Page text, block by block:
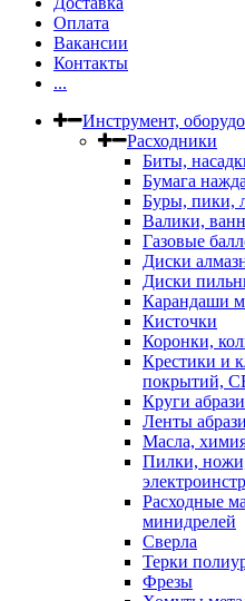
Оплата
Вакансии
Контакты
...
Инструмент,
Расходники
Биты,
Бумага
Буры, пики,
Валики,
Газовые
Диски
Диски
Карандаши
Кисточки
Коронки,
Крестики и
покрытий,
Круги
Ленты
Масла,
Пилки,
Расходные
минидрелей
Сверла
Терки
Фрезы